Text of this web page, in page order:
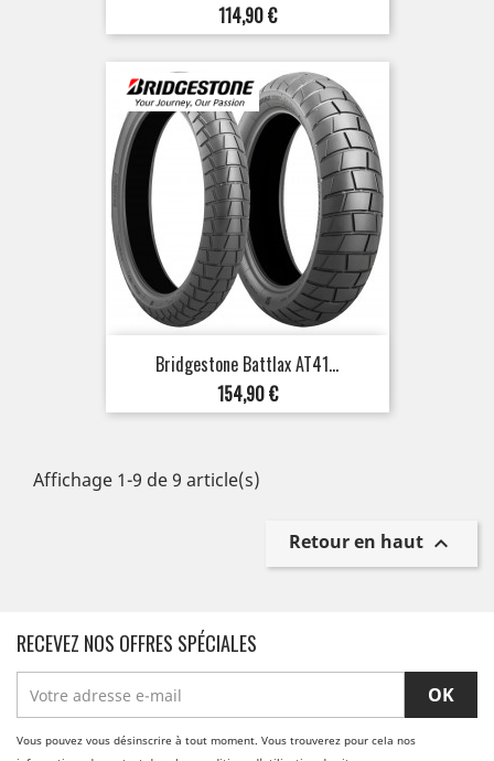
Prix
114,90 €
Bridgestone Battlax AT41...
Prix
154,90 €
Affichage 1-9 de 9 article(s)
Retour en haut 
RECEVEZ NOS OFFRES SPÉCIALES
Vous pouvez vous désinscrire à tout moment. Vous trouverez pour cela nos